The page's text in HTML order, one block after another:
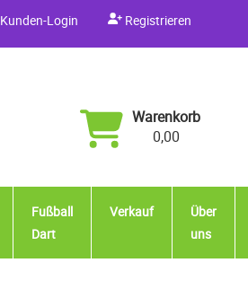
Kunden-Login Registrieren
Warenkorb
0,00
Fußball
Dart
Verkauf
Über
uns